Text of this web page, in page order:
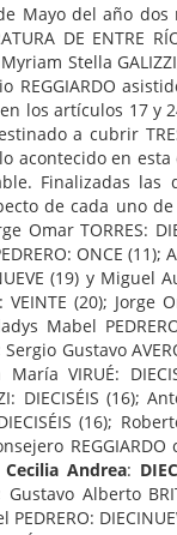
Mayo del año
DE
Stella
REGGIARDO
los artículos 17 y
a cubrir
en
Finalizadas
de cada uno
Omar TORRES:
ONCE
(19) y Miguel
(20); Jorge
Mabel
Gustavo
VIRUÉ:
DIECISÉIS (16);
(16);
Cecilia Andrea:
Gustavo Alberto